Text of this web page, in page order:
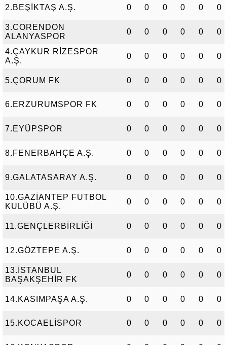
2.BEŞİKTAŞ A.Ş. 0 0 0 0 0 0
3.CORENDON
ALANYASPOR
0 0 0 0 0 0
4.ÇAYKUR RİZESPOR
A.Ş.
0 0 0 0 0 0
5.ÇORUM FK 0 0 0 0 0 0
6.ERZURUMSPOR FK 0 0 0 0 0 0
7.EYÜPSPOR 0 0 0 0 0 0
8.FENERBAHÇE A.Ş. 0 0 0 0 0 0
9.GALATASARAY A.Ş. 0 0 0 0 0 0
10.GAZİANTEP FUTBOL
KULÜBÜ A.Ş.
0 0 0 0 0 0
11.GENÇLERBİRLİĞİ 0 0 0 0 0 0
12.GÖZTEPE A.Ş. 0 0 0 0 0 0
13.İSTANBUL
BAŞAKŞEHİR FK
0 0 0 0 0 0
14.KASIMPAŞA A.Ş. 0 0 0 0 0 0
15.KOCAELİSPOR 0 0 0 0 0 0